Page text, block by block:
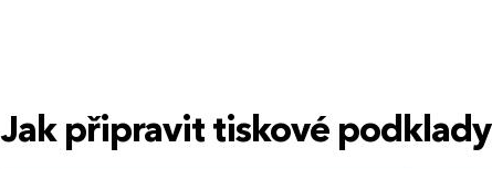
Jak připravit tiskové podklady